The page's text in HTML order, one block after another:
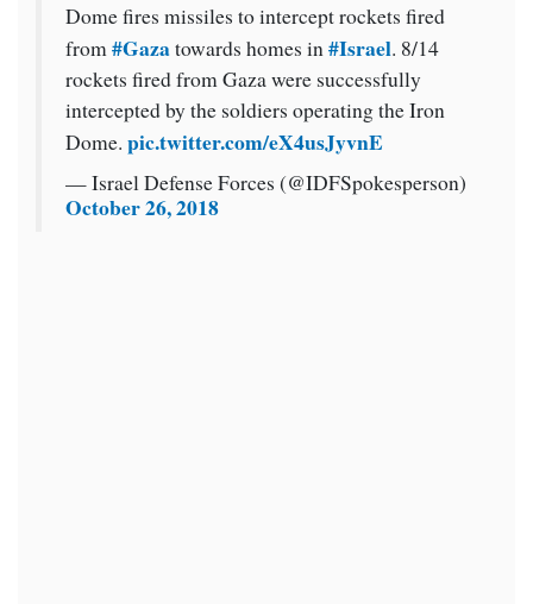
Dome fires missiles to intercept rockets fired
from#Gazatowards homes in#Israel. 8/14
rockets fired from Gaza were successfully
intercepted by the soldiers operating the Iron
Dome. pic.twitter.com/eX4usJyvnE
— Israel Defense Forces (@IDFSpokesperson)
October 26, 2018